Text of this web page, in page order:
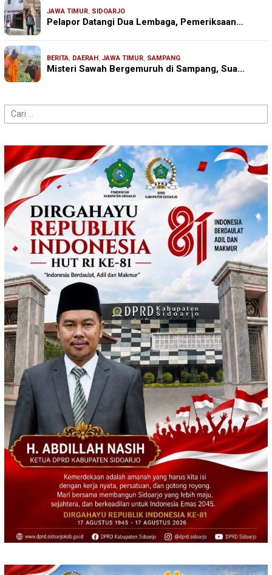
JAWA TIMUR SIDOARJO
Pelapor Datangi Dua Lembaga, Pemeriksaan…
BERITA DAERAH JAWA TIMUR SAMPANG
Misteri Sawah Bergemuruh di Sampang, Sua…
Cari
untuk: